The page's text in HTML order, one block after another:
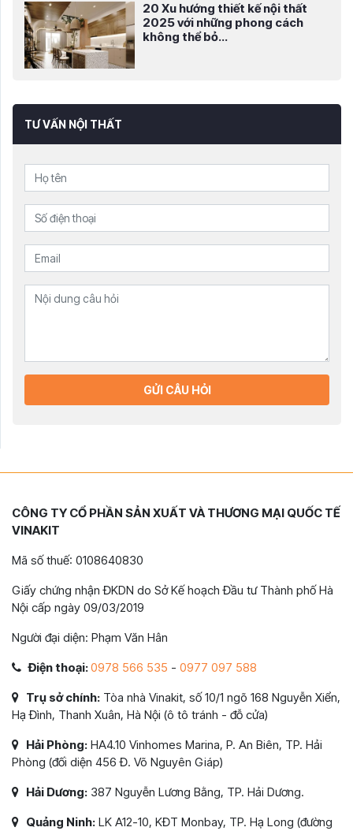
20 Xu hướng thiết kế nội thất
2025 với những phong cách
không thể bỏ...
TƯ VẤN NỘI THẤT
GỬI CÂU HỎI
CÔNG TY CỔ PHẦN SẢN XUẤT VÀ THƯƠNG MẠI QUỐC TẾ
VINAKIT
Mã số thuế: 0108640830
Giấy chứng nhận ĐKDN do Sở Kế hoạch Đầu tư Thành phố Hà
Nội cấp ngày 09/03/2019
Người đại diện: Phạm Văn Hân
Điện thoại:0978 566 535 - 0977 097 588
Trụ sở chính: Tòa nhà Vinakit, số 10/1 ngõ 168 Nguyễn Xiển,
Hạ Đình, Thanh Xuân, Hà Nội (ô tô tránh - đỗ cửa)
Hải Phòng: HA4.10 Vinhomes Marina, P. An Biên, TP. Hải
Phòng (đối diện 456 Đ. Võ Nguyên Giáp)
Hải Dương: 387 Nguyễn Lương Bằng, TP. Hải Dương.
Quảng Ninh: LK A12-10, KĐT Monbay, TP. Hạ Long (đường